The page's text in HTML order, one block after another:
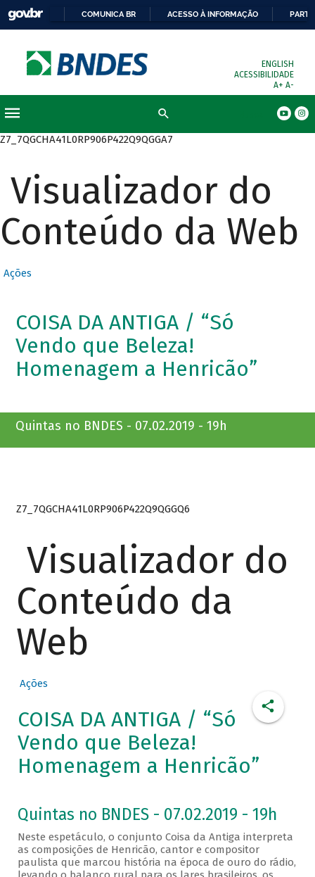
COMUNICA BR ACESSO À INFORMAÇÃO
ENGLISH
ACESSIBILIDADE
A+ A-
Z7_7QGCHA41L0RP906P422Q9QGGA7
Visualizador do
Conteúdo da Web
Ações
COISA DA ANTIGA / “Só
Vendo que Beleza!
Homenagem a Henricão”
Quintas no BNDES - 07.02.2019 - 19h
Z7_7QGCHA41L0RP906P422Q9QGGQ6
Visualizador do
Conteúdo da
Web
Ações
COISA DA ANTIGA / “Só
Vendo que Beleza!
Homenagem a Henricão”
Quintas no BNDES - 07.02.2019 - 19h
Neste espetáculo, o conjunto Coisa da Antiga interpreta
as composições de Henricão, cantor e compositor
paulista que marcou história na época de ouro do rádio,